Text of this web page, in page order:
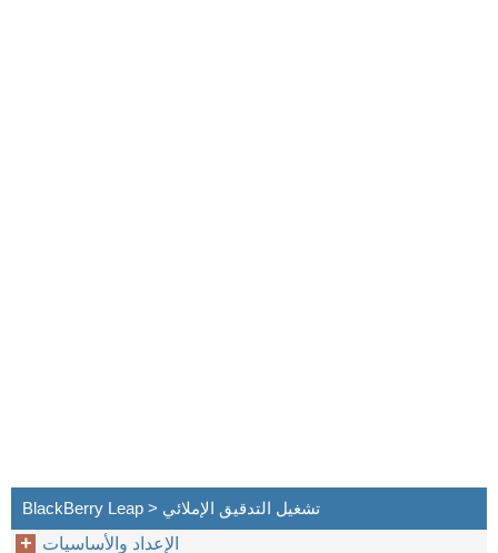
BlackBerry Leap > تشغيل التدقيق الإملائي
الإعداد والأساسيات